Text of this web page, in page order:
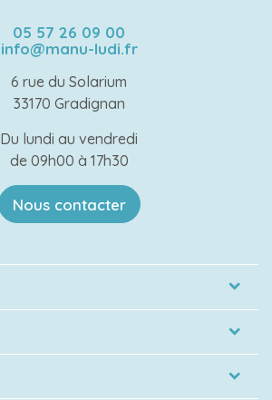
05 57 26 09 00
info@manu-ludi.fr
6 rue du Solarium
33170 Gradignan
Du lundi au vendredi
de 09h00 à 17h30
Nous contacter